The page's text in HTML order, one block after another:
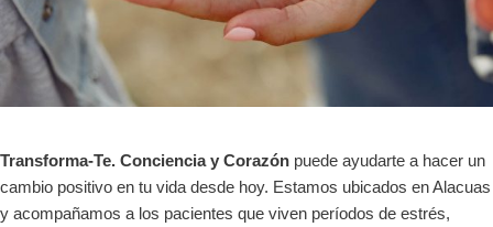
Transforma-Te. Conciencia y Corazón puede ayudarte a hacer un
cambio positivo en tu vida desde hoy. Estamos ubicados en Alacuas
y acompañamos a los pacientes que viven períodos de estrés,